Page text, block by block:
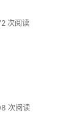
次阅读
次阅读